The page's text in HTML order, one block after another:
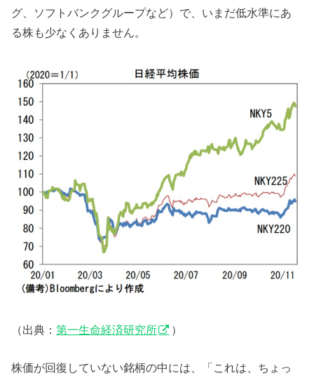
グ、ソフトバンクグループなど）で、いまだ低水準にあ
る株も少なくありません。
（出典：第一生命経済研究所 ）
株価が回復していない銘柄の中には、「これは、ちょっ